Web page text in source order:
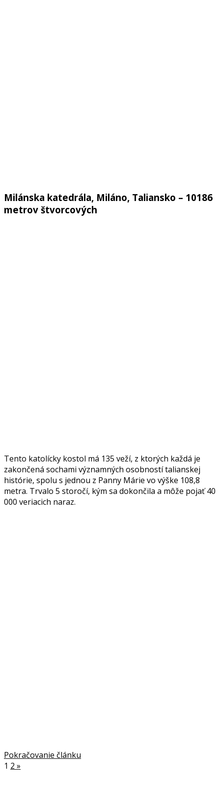
Milánska katedrála, Miláno, Taliansko – 10186
metrov štvorcových
Tento katolícky kostol má 135 veží, z ktorých každá je
zakončená sochami významných osobností talianskej
histórie, spolu s jednou z Panny Márie vo výške 108,8
metra. Trvalo 5 storočí, kým sa dokončila a môže pojať 40
000 veriacich naraz.
Pokračovanie článku
1 2 »